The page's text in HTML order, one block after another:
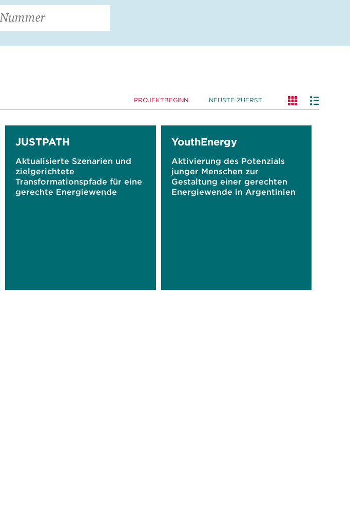
PROJEKTBEGINN NEUSTE ZUERST
JUSTPATH
Aktualisierte Szenarien und
zielgerichtete
Transformationspfade für eine
gerechte Energiewende
YouthEnergy
Aktivierung des Potenzials
junger Menschen zur
Gestaltung einer gerechten
Energiewende in Argentinien